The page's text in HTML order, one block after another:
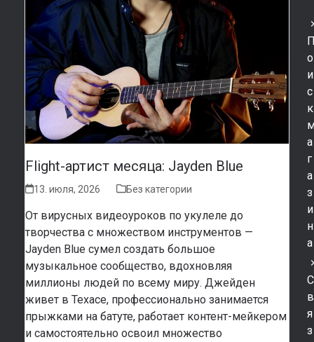
Flight-артист месяца: Jayden Blue
13. июля, 2026 Без категории
От вирусных видеоуроков по укулеле до
творчества с множеством инструментов —
Jayden Blue сумел создать большое
музыкальное сообщество, вдохновляя
миллионы людей по всему миру. Джейден
живет в Техасе, профессионально занимается
прыжками на батуте, работает контент-мейкером
и самостоятельно освоил множество
о
и
с
к
а
г
а
з
и
н
а
С
в
я
з